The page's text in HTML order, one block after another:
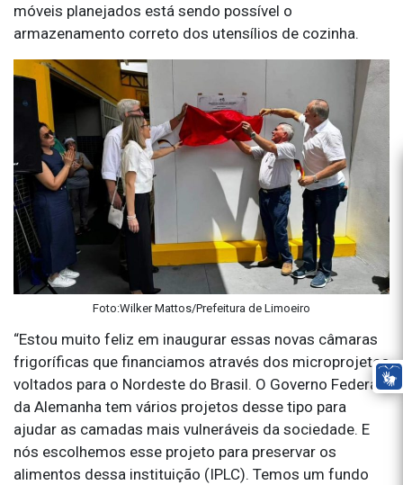
móveis planejados está sendo possível o
armazenamento correto dos utensílios de cozinha.
Foto:Wilker Mattos/Prefeitura de Limoeiro
“Estou muito feliz em inaugurar essas novas câmaras
frigoríficas que financiamos através dos microprojetos
voltados para o Nordeste do Brasil. O Governo Federal
da Alemanha tem vários projetos desse tipo para
ajudar as camadas mais vulneráveis da sociedade. E
nós escolhemos esse projeto para preservar os
alimentos dessa instituição (IPLC). Temos um fundo